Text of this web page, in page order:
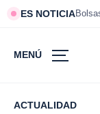
ES NOTICIA
MENÚ
ACTUALIDAD